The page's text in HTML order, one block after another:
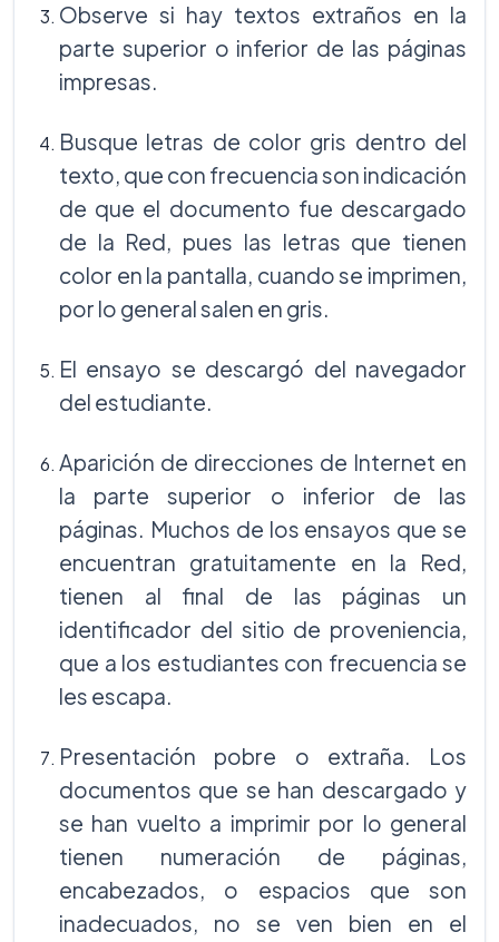
Observe si hay textos extraños en la
parte superior o inferior de las páginas
impresas.
Busque letras de color gris dentro del
texto, que con frecuencia son indicación
de que el documento fue descargado
de la Red, pues las letras que tienen
color en la pantalla, cuando se imprimen,
por lo general salen en gris.
El ensayo se descargó del navegador
del estudiante.
Aparición de direcciones de Internet en
la parte superior o inferior de las
páginas. Muchos de los ensayos que se
encuentran gratuitamente en la Red,
tienen al final de las páginas un
identificador del sitio de proveniencia,
que a los estudiantes con frecuencia se
les escapa.
Presentación pobre o extraña. Los
documentos que se han descargado y
se han vuelto a imprimir por lo general
tienen numeración de páginas,
encabezados, o espacios que son
inadecuados, no se ven bien en el